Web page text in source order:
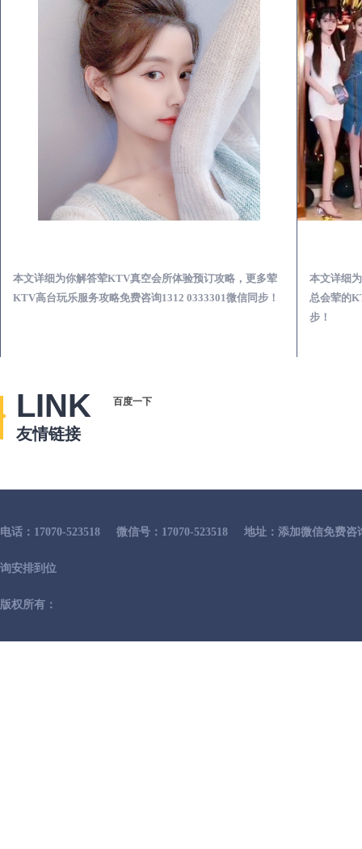
本文详细为你解答荤KTV真空会所体验预订攻略，更多荤
KTV高台玩乐服务攻略免费咨询1312 0333301微信同步！
本文详细
总会荤的
步！
LINK
友情链接
百度一下
电话：17070-523518 微信号：17070-523518 地址：添加微信免费
询安排到位
版权所有：